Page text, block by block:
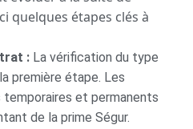
quelques étapes clés à
: La vérification du type
première étape. Les
et permanents
de la prime Ségur.